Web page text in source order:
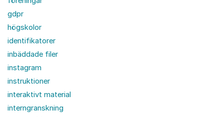
gdpr
högskolor
identifikatorer
inbäddade filer
instagram
instruktioner
interaktivt material
interngranskning